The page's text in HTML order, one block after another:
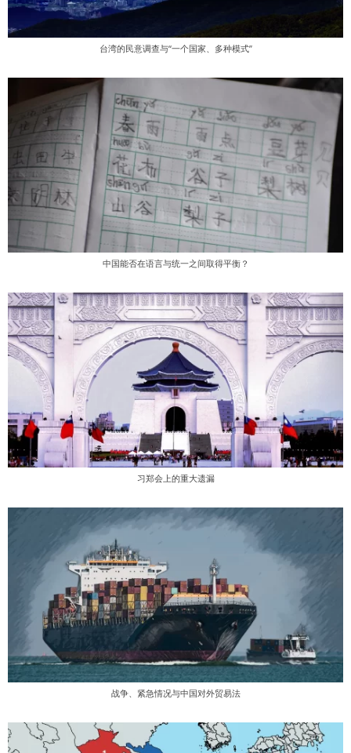
台湾的民意调查与“一个国家、多种模式”
中国能否在语言与统一之间取得平衡？
习郑会上的重大遗漏
战争、紧急情况与中国对外贸易法